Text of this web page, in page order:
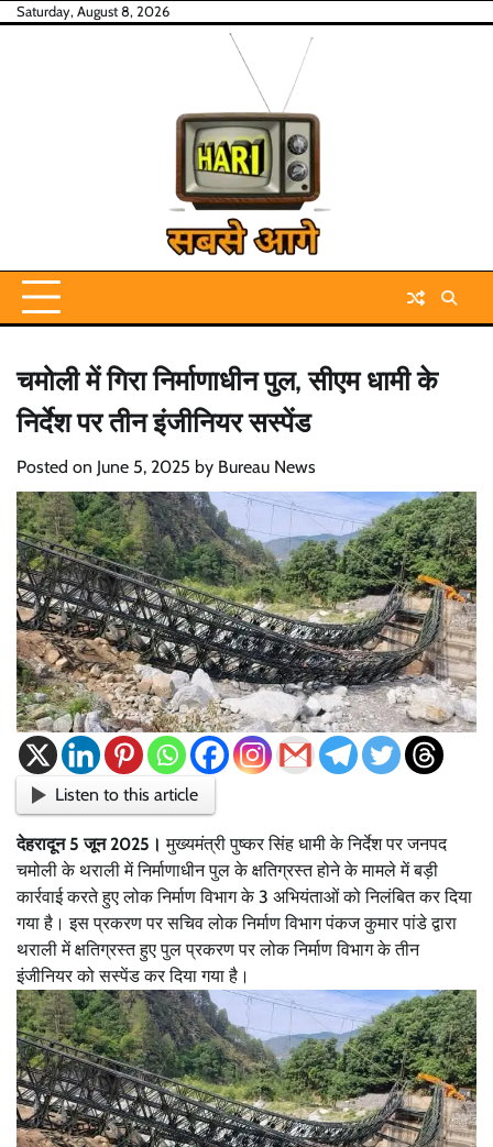
SkipSaturday, August 8, 2026
चमोली में गिरा निर्माणाधीन पुल, सीएम धामी के
निर्देश पर तीन इंजीनियर सस्पेंड
Posted on June 5, 2025 by Bureau News
Listen to this article
देहरादून 5 जून 2025। मुख्यमंत्री पुष्कर सिंह धामी के निर्देश पर जनपद
चमोली के थराली में निर्माणाधीन पुल के क्षतिग्रस्त होने के मामले में बड़ी
कार्रवाई करते हुए लोक निर्माण विभाग के 3 अभियंताओं को निलंबित कर दिया
गया है। इस प्रकरण पर सचिव लोक निर्माण विभाग पंकज कुमार पांडे द्वारा
थराली में क्षतिग्रस्त हुए पुल प्रकरण पर लोक निर्माण विभाग के तीन
इंजीनियर को सस्पेंड कर दिया गया है।